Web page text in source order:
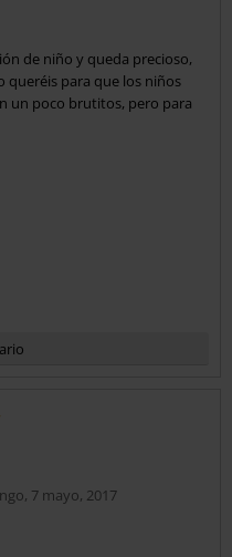
de niño y queda precioso,
queréis para que los niños
un poco brutitos, pero para
7 mayo, 2017